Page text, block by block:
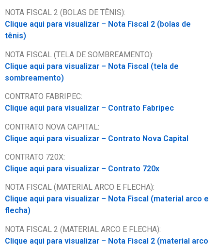
NOTA FISCAL 2 (BOLAS DE TÊNIS):
Clique aqui para visualizar – Nota Fiscal 2 (bolas de
tênis)
NOTA FISCAL (TELA DE SOMBREAMENTO):
Clique aqui para visualizar – Nota Fiscal (tela de
sombreamento)
CONTRATO FABRIPEC:
Clique aqui para visualizar – Contrato Fabripec
CONTRATO NOVA CAPITAL:
Clique aqui para visualizar – Contrato Nova Capital
CONTRATO 720X:
Clique aqui para visualizar – Contrato 720x
NOTA FISCAL (MATERIAL ARCO E FLECHA):
Clique aqui para visualizar – Nota Fiscal (material arco e
flecha)
NOTA FISCAL 2 (MATERIAL ARCO E FLECHA):
Clique aqui para visualizar – Nota Fiscal 2 (material arco